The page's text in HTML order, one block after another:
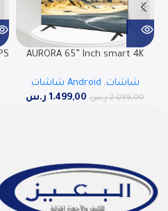
AURORA 65” Inch smart 4K
65LPS
شاشات, Android شاشات
2.099,00 ر.س 1.499,00 ر.س